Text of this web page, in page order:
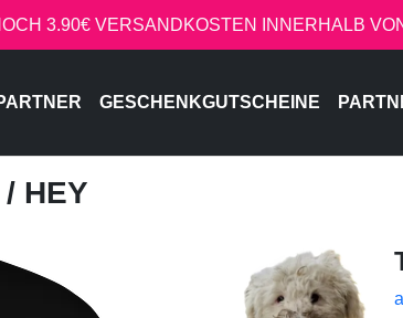
3.90€ VERSANDKOSTEN INNERHALB
GESCHENKGUTSCHEINE
/ HEY